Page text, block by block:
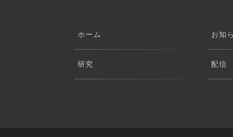
ホーム お知
研究 配信